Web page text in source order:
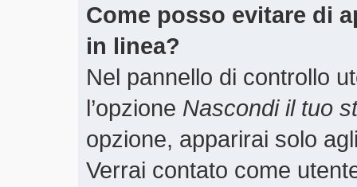
Come posso evitare di
in linea?
Nel pannello di controllo
l’opzione Nascondi il tuo
opzione, apparirai solo
Verrai contato come